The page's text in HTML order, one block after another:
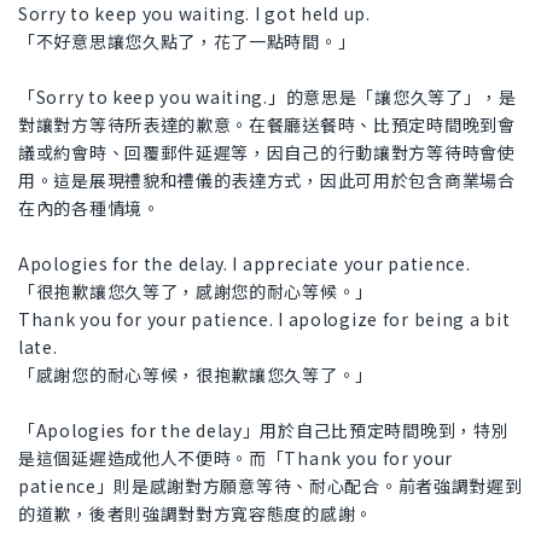
Sorry to keep you waiting. I got held up.
「不好意思讓您久點了，花了一點時間。」
「Sorry to keep you waiting.」的意思是「讓您久等了」，是
對讓對方等待所表達的歉意。在餐廳送餐時、比預定時間晚到會
議或約會時、回覆郵件延遲等，因自己的行動讓對方等待時會使
用。這是展現禮貌和禮儀的表達方式，因此可用於包含商業場合
在內的各種情境。
Apologies for the delay. I appreciate your patience.
「很抱歉讓您久等了，感謝您的耐心等候。」
Thank you for your patience. I apologize for being a bit
late.
「感謝您的耐心等候，很抱歉讓您久等了。」
「Apologies for the delay」用於自己比預定時間晚到，特別
是這個延遲造成他人不便時。而「Thank you for your
patience」則是感謝對方願意等待、耐心配合。前者強調對遲到
的道歉，後者則強調對對方寬容態度的感謝。